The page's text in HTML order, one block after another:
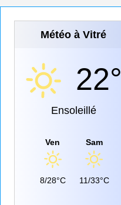
Météo à Vitré
22°
Ensoleillé
Ven
8/28°C
Sam
11/33°C